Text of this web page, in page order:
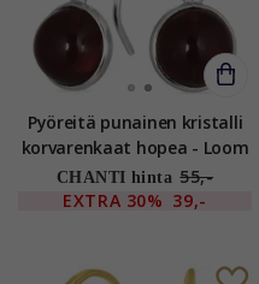
Pyöreitä punainen kristalli
korvarenkaat hopea - Loom
Stones
CHANTI hinta 55,-
EXTRA 30% 39,-